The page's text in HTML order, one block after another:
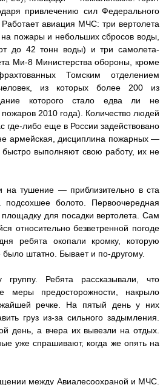
привлечению сил Федерального
авиация МЧС: три вертолета
пожары и небольших сбросов воды,
до 42 тонн воды) и три самолета-
Ми-8 Министерства обороны, кроме
Томским отделением
из которых более 200 из
которого стало едва ли не
2010 года). Количество людей
где-либо еще в России задействовано
армейская, дисциплина пожарных —
выполняют свою работу, их не
на тушение — приблизительно в ста
подсохшее болото. Первоочередная
для посадки вертолета. Сам
относительно безветренной погоде
ребята окопали кромку, которую
штатно. Бывает и по-другому.
Ребята рассказывали, что
меры предосторожности, накрыло
речке. На пятый день у них
груз из-за сильного задымления.
день, а вчера их вывезли на отдых.
уже спрашивают, когда же опять на
между Авиалесоохраной и МЧС.